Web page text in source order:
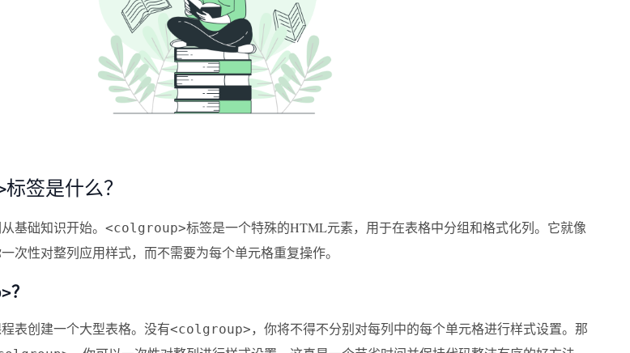
标签是什么？
基础知识开始。 <colgroup>标签是一个特殊的HTML元素，用于在表格中分组和格式化列。它就像
次性对整列应用样式，而不需要为每个单元格重复操作。
？
表创建一个大型表格。没有<colgroup>，你将不得不分别对每列中的每个单元格进行样式设置。那